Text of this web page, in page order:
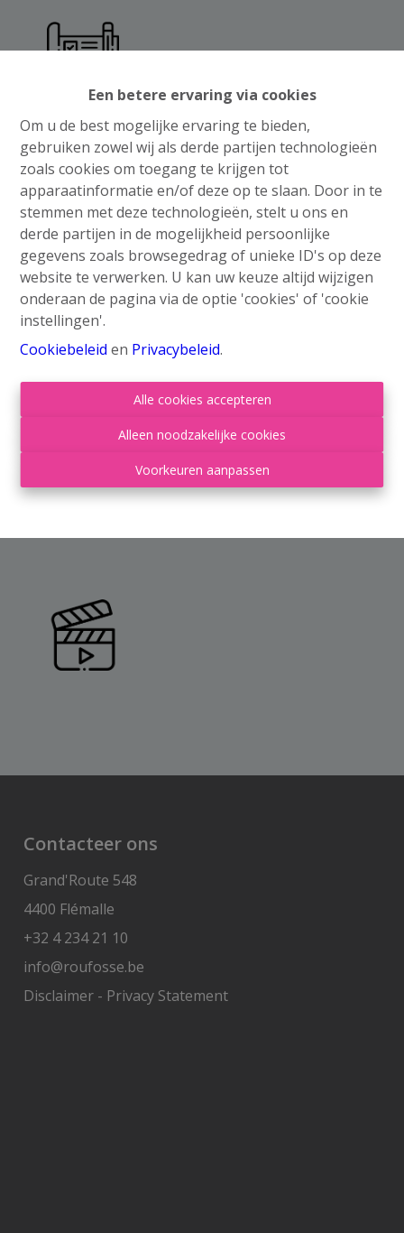
Een betere ervaring via cookies
Om u de best mogelijke ervaring te bieden,
gebruiken zowel wij als derde partijen technologieën
zoals cookies om toegang te krijgen tot
apparaatinformatie en/of deze op te slaan. Door in te
stemmen met deze technologieën, stelt u ons en
derde partijen in de mogelijkheid persoonlijke
gegevens zoals browsegedrag of unieke ID's op deze
website te verwerken. U kan uw keuze altijd wijzigen
onderaan de pagina via de optie 'cookies' of 'cookie
instellingen'.
Cookiebeleid en Privacybeleid.
Alle cookies accepteren
Alleen noodzakelijke cookies
Voorkeuren aanpassen
Contacteer ons
Grand'Route 548
4400 Flémalle
+32 4 234 21 10
info@roufosse.be
Disclaimer - Privacy Statement